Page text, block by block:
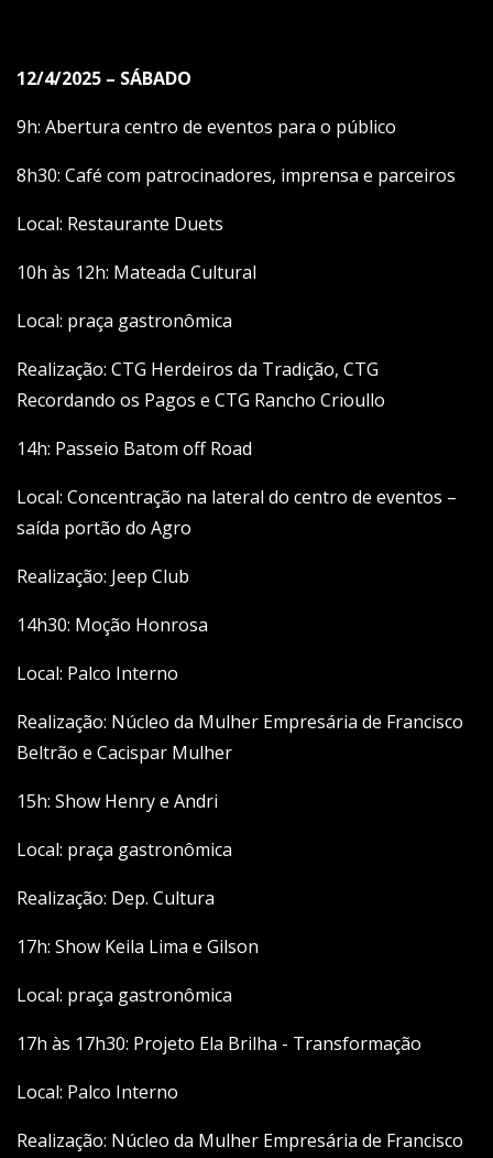
12/4/2025 – SÁBADO
9h: Abertura centro de eventos para o público
8h30: Café com patrocinadores, imprensa e parceiros
Local: Restaurante Duets
10h às 12h: Mateada Cultural
Local: praça gastronômica
Realização: CTG Herdeiros da Tradição, CTG
Recordando os Pagos e CTG Rancho Crioullo
14h: Passeio Batom off Road
Local: Concentração na lateral do centro de eventos –
saída portão do Agro
Realização: Jeep Club
14h30: Moção Honrosa
Local: Palco Interno
Realização: Núcleo da Mulher Empresária de Francisco
Beltrão e Cacispar Mulher
15h: Show Henry e Andri
Local: praça gastronômica
Realização: Dep. Cultura
17h: Show Keila Lima e Gilson
Local: praça gastronômica
17h às 17h30: Projeto Ela Brilha - Transformação
Local: Palco Interno
Realização: Núcleo da Mulher Empresária de Francisco